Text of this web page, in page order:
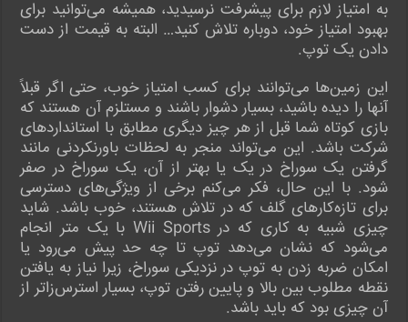
به امتیاز لازم برای پیشرفت نرسیدید، همیشه می‌توانید برای
بهبود امتیاز خود، دوباره تلاش کنید… البته به قیمت از دست
دادن یک توپ.
این زمین‌ها می‌توانند برای کسب امتیاز خوب، حتی اگر قبلاً
آنها را دیده باشید، بسیار دشوار باشند و مستلزم آن هستند که
بازی کوتاه شما قبل از هر چیز دیگری مطابق با استانداردهای
شرکت باشد. این می‌تواند منجر به لحظات باورنکردنی مانند
گرفتن یک سوراخ در یک یا بهتر از آن، یک سوراخ در صفر
شود. با این حال، فکر می‌کنم برخی از ویژگی‌های دسترسی
برای تازه‌کارهای گلف که در تلاش هستند، خوب باشد. شاید
چیزی شبیه به کاری که در Wii Sports با یک متر انجام
می‌شود که نشان می‌دهد توپ تا چه حد پیش می‌رود یا
امکان ضربه زدن به توپ در نزدیکی سوراخ، زیرا نیاز به یافتن
نقطه مطلوب بین بالا و پایین رفتن توپ، بسیار استرس‌زاتر از
آن چیزی بود که باید باشد.